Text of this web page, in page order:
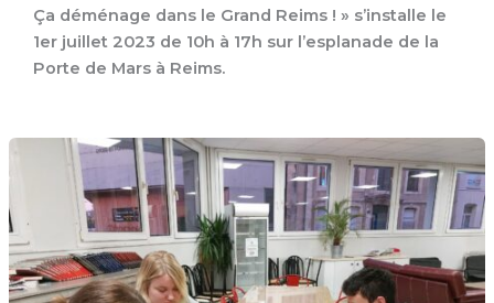
Ça déménage dans le Grand Reims ! » s’installe le
1er juillet 2023 de 10h à 17h sur l’esplanade de la
Porte de Mars à Reims.